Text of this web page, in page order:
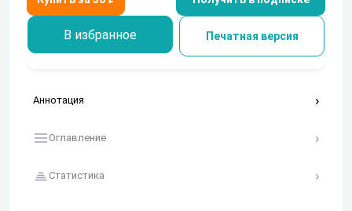
В избранное Печатная версия
Аннотация
Оглавление
Статистика